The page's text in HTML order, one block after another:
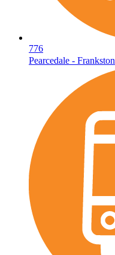
776
Pearcedale - Frankston